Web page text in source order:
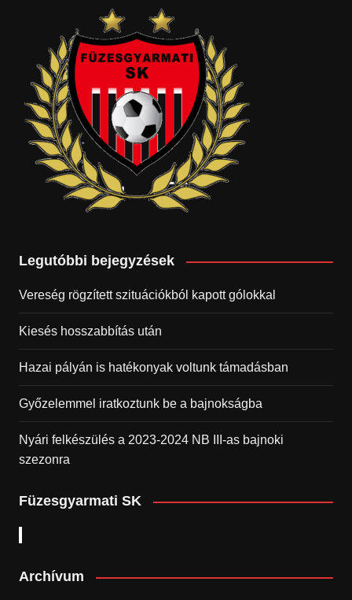
Legutóbbi bejegyzések
Vereség rögzített szituációkból kapott gólokkal
Kiesés hosszabbítás után
Hazai pályán is hatékonyak voltunk támadásban
Győzelemmel iratkoztunk be a bajnokságba
Nyári felkészülés a 2023-2024 NB III-as bajnoki
szezonra
Füzesgyarmati SK
Archívum